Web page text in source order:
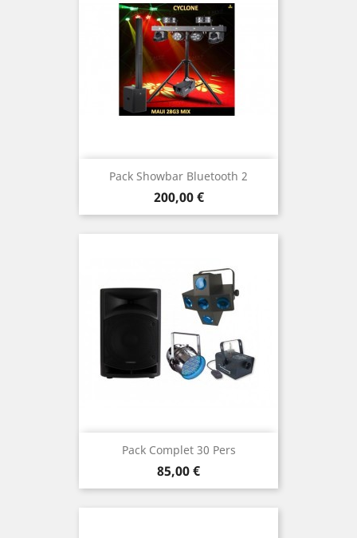
Pack Showbar Bluetooth 2
Prix
200,00 €
Pack Complet 30 Pers
Prix
85,00 €